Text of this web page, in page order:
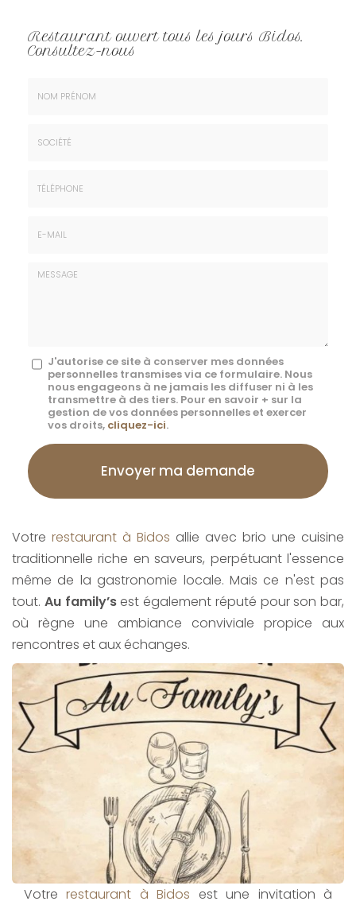
Restaurant ouvert tous les jours Bidos.
Consultez-nous
Message
J'autorise ce site à conserver mes données
personnelles transmises via ce formulaire. Nous
nous engageons à ne jamais les diffuser ni à les
transmettre à des tiers. Pour en savoir + sur la
gestion de vos données personnelles et exercer
vos droits, cliquez-ici.
Acceptation
RGPD
*
Envoyer ma demande
Votre restaurant à Bidos allie avec brio une cuisine
traditionnelle riche en saveurs, perpétuant l'essence
même de la gastronomie locale. Mais ce n'est pas
tout. Au family’sest également réputé pour son bar,
où règne une ambiance conviviale propice aux
rencontres et aux échanges.
Votrerestaurant à Bidos est une invitation à